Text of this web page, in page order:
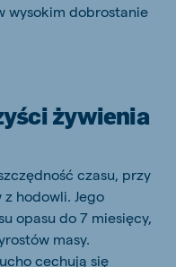
wysokim dobrostanie
żywienia
czasu, przy
hodowli. Jego
opasu do 7 miesięcy,
masy.
cechują się